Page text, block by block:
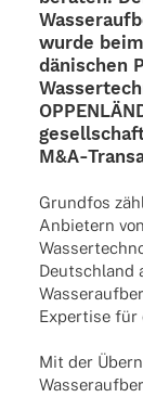
wurde
däni­schen
Grund­fos
Anbie­tern
Deutsch­land
Exper­tise für
Mit der